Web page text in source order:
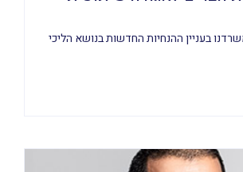
בעניין ההנחיות החדשות בנושא הליכי